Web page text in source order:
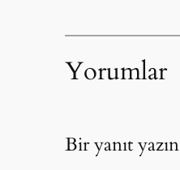
Yorumlar
Bir yanıt yazın